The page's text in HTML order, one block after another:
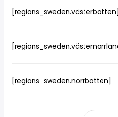
[regions_sweden.västerbotten]
[regions_sweden.norrbotten]